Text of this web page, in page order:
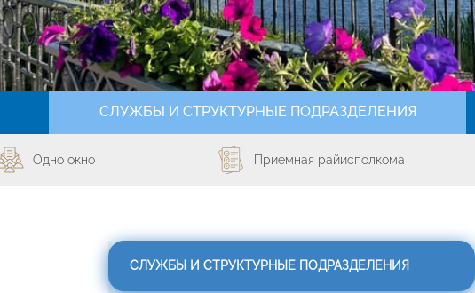
СЛУЖБЫ И СТРУКТУРНЫЕ ПОДРАЗДЕЛЕНИЯ
Одно окно Приемная райисполкома
СЛУЖБЫ И СТРУКТУРНЫЕ ПОДРАЗДЕЛЕНИЯ